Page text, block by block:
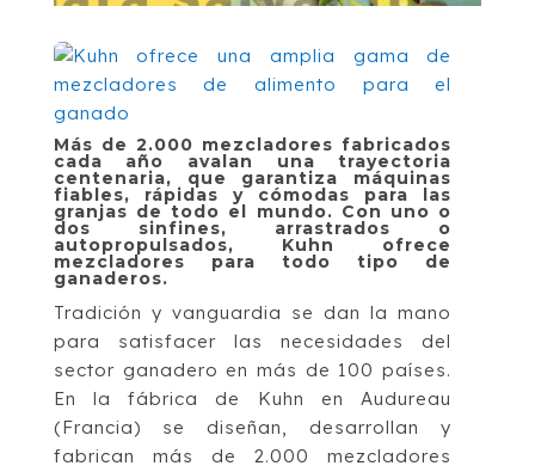
Más de 2.000 mezcladores fabricados
cada año avalan una trayectoria
centenaria, que garantiza máquinas
fiables, rápidas y cómodas para las
granjas de todo el mundo. Con uno o
dos sinfines, arrastrados o
autopropulsados, Kuhn ofrece
mezcladores para todo tipo de
ganaderos.
Tradición y vanguardia se dan la mano
para satisfacer las necesidades del
sector ganadero en más de 100 países.
En la fábrica de Kuhn en Audureau
(Francia) se diseñan, desarrollan y
fabrican más de 2.000 mezcladores